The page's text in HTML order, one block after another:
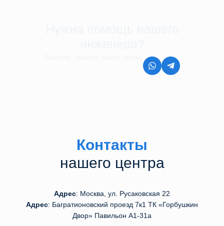
Контакты
нашего центра
Адрес: Москва, ул. Русаковская 22
Адрес: Багратионовский проезд 7к1 ТК «Горбушкин
Двор» Павильон А1-31а